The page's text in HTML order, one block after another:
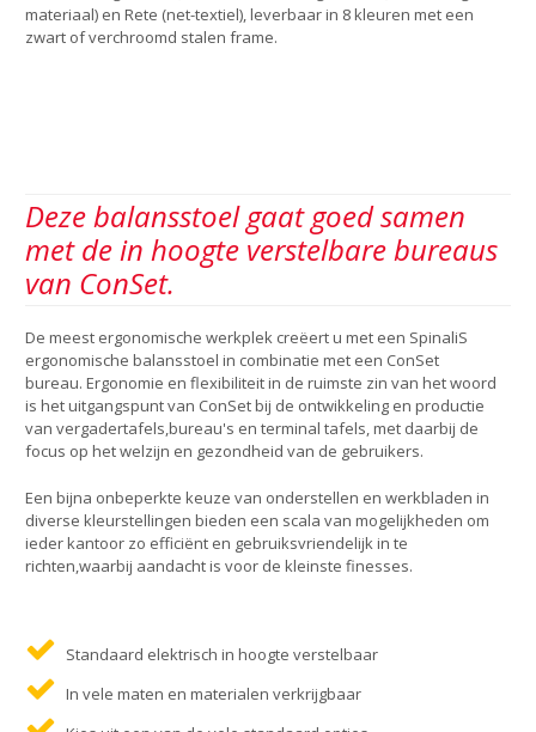
materiaal) en Rete (net-textiel), leverbaar in 8 kleuren met een
zwart of verchroomd stalen frame.
Deze balansstoel gaat goed samen
met de in hoogte verstelbare bureaus
van ConSet.
De meest ergonomische werkplek creëert u met een SpinaliS
ergonomische balansstoel in combinatie met een ConSet
bureau. Ergonomie en flexibiliteit in de ruimste zin van het woord
is het uitgangspunt van ConSet bij de ontwikkeling en productie
van vergadertafels,bureau's en terminal tafels, met daarbij de
focus op het welzijn en gezondheid van de gebruikers.
Een bijna onbeperkte keuze van onderstellen en werkbladen in
diverse kleurstellingen bieden een scala van mogelijkheden om
ieder kantoor zo efficiënt en gebruiksvriendelijk in te
richten,waarbij aandacht is voor de kleinste finesses.
Standaard elektrisch in hoogte verstelbaar
In vele maten en materialen verkrijgbaar